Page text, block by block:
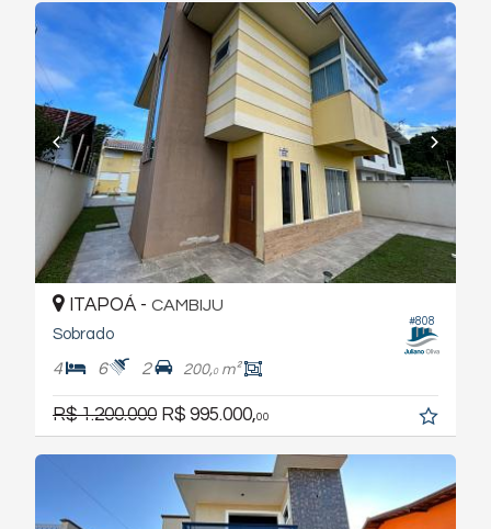
#808
ITAPOÁ - CAMBIJU
Sobrado
4 6 2 200,0m²
R$ 1.200.000 R$ 995.000,00